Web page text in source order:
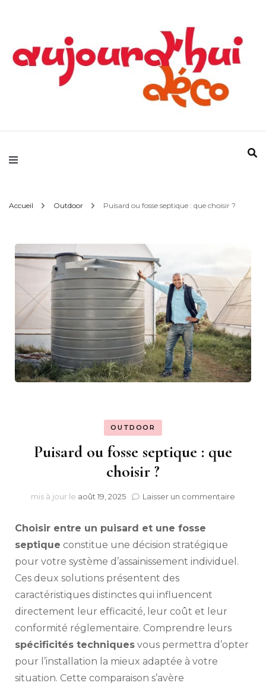
Aujourd'hui Déco
Accueil Outdoor Puisard ou fosse septique : que choisir ?
OUTDOOR
Puisard ou fosse septique : que
choisir ?
mis à jour le août 19, 2025 Laisser un commentaire
:
que
Choisir entre un puisard et une fosse
septique constitue une décision stratégique
pour votre système d’assainissement individuel.
Ces deux solutions présentent des
caractéristiques distinctes qui influencent
directement leur efficacité, leur coût et leur
conformité réglementaire. Comprendre leurs
spécificités techniques vous permettra d’opter
pour l’installation la mieux adaptée à votre
situation. Cette comparaison s’avère